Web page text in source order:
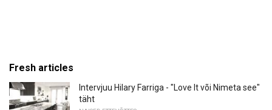
Fresh articles
Intervjuu Hilary Farriga - "Love It või Nimeta see"
täht